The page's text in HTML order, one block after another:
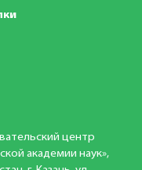
центр
академии наук»,